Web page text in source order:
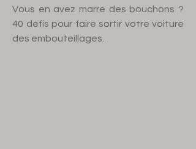
Vous en avez marre des bouchons ?
40 défis pour faire sortir votre voiture
des embouteillages.